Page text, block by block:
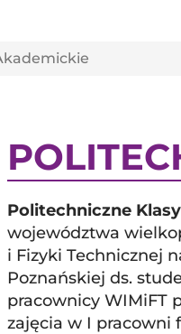
Politechniczne
województwa
i Fizyki Technicznej
Poznańskiej ds.
pracownicy WIMiFT
zajęcia w I pracowni